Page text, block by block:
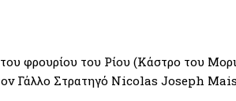
φρουρίου του Ρίου (Κάστρο του
Γάλλο Στρατηγό Nicolas Joseph